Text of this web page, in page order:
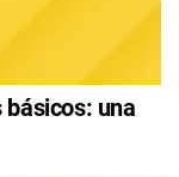
básicos: una